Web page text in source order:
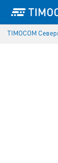
TIMOCOM